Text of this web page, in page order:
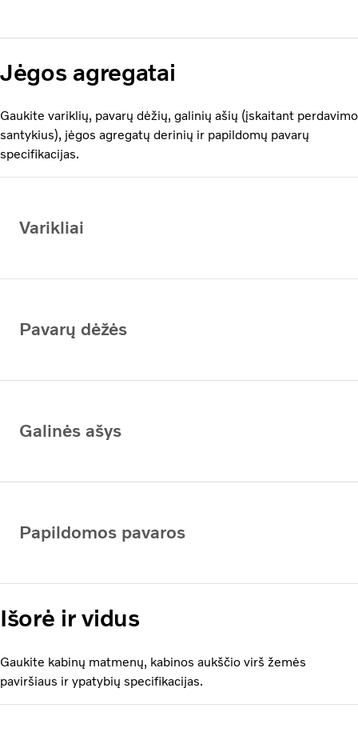
Jėgos agregatai
Gaukite variklių, pavarų dėžių, galinių ašių (įskaitant perdavimo
santykius), jėgos agregatų derinių ir papildomų pavarų
specifikacijas.
Varikliai
Pavarų dėžės
Galinės ašys
Papildomos pavaros
Išorė ir vidus
Gaukite kabinų matmenų, kabinos aukščio virš žemės
paviršiaus ir ypatybių specifikacijas.